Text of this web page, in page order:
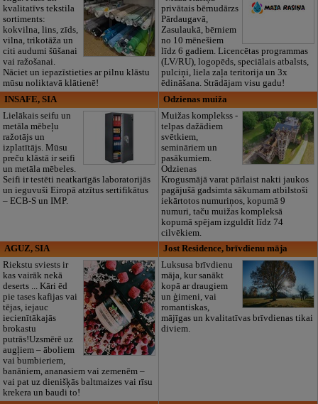
kvalitatīvs tekstila
sortiments:
kokvilna, lins, zīds,
vilna, trikotāža un
citi audumi šūšanai
vai ražošanai.
Nāciet un iepazīstieties ar pilnu klāstu
mūsu noliktavā klātienē!
privātais bērnudārzs
Pārdaugavā,
Zasulaukā, bērniem
no 10 mēnešiem
līdz 6 gadiem. Licencētas programmas
(LV/RU), logopēds, speciālais atbalsts,
pulciņi, liela zaļa teritorija un 3x
ēdināšana. Strādājam visu gadu!
INSAFE, SIA
Lielākais seifu un
metāla mēbeļu
ražotājs un
izplatītājs. Mūsu
preču klāstā ir seifi
un metāla mēbeles.
Seifi ir testēti neatkarīgās laboratorijās
un ieguvuši Eiropā atzītus sertifikātus
– ECB-S un IMP.
Odzienas muiža
Muižas komplekss -
telpas dažādiem
svētkiem,
semināriem un
pasākumiem.
Odzienas
Krogusmājā varat pārlaist nakti jaukos
pagājušā gadsimta sākumam atbilstoši
iekārtotos numuriņos, kopumā 9
numuri, taču muižas kompleksā
kopumā spējam izguldīt līdz 74
cilvēkiem.
AGUZ, SIA
Riekstu sviests ir
kas vairāk nekā
deserts ... Kāri ēd
pie tases kafijas vai
tējas, iejauc
iecienītākajās
brokastu
putrās!Uzsmērē uz
augļiem – āboliem
vai bumbieriem,
banāniem, ananasiem vai zemenēm –
vai pat uz dienišķās baltmaizes vai rīsu
krekera un baudi to!
Jost Residence, brīvdienu māja
Luksusa brīvdienu
māja, kur sanākt
kopā ar draugiem
un ģimeni, vai
romantiskas,
mājīgas un kvalitatīvas brīvdienas tikai
diviem.